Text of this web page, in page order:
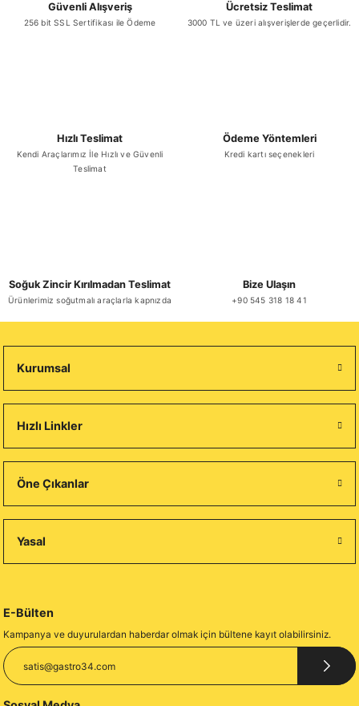
Güvenli Alışveriş
256 bit SSL Sertifikası ile Ödeme
Ücretsiz Teslimat
3000 TL ve üzeri alışverişlerde geçerlidir.
Hızlı Teslimat
Kendi Araçlarımız İle Hızlı ve Güvenli
Teslimat
Ödeme Yöntemleri
Kredi kartı seçenekleri
Soğuk Zincir Kırılmadan Teslimat
Ürünlerimiz soğutmalı araçlarla kapnızda
Bize Ulaşın
+90 545 318 18 41
Kurumsal
Hızlı Linkler
Öne Çıkanlar
Yasal
E-Bülten
Kampanya ve duyurulardan haberdar olmak için bültene kayıt olabilirsiniz.